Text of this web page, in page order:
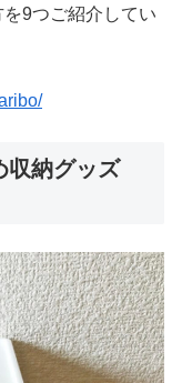
9つご紹介してい
収納グッズ